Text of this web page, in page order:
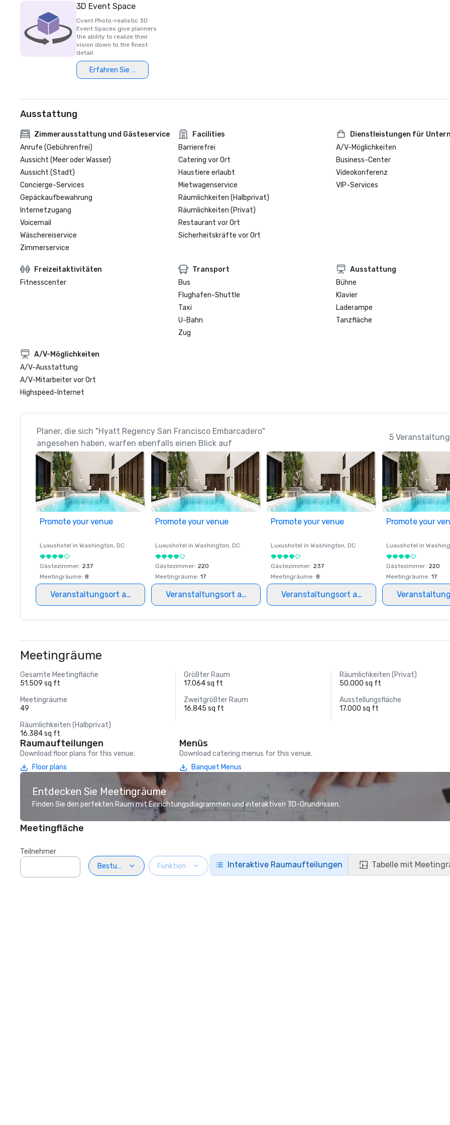
3D Event Space
Cvent Photo-realistic 3D
Event Spaces give planners
the ability to realize their
vision down to the finest
detail.
Erfahren Sie mehr
Ausstattung
Zimmerausstattung und Gästeservice
Anrufe (Gebührenfrei)
Aussicht (Meer oder Wasser)
Aussicht (Stadt)
Concierge-Services
Gepäckaufbewahrung
Internetzugang
Voicemail
Wäschereiservice
Zimmerservice
Facilities
Barrierefrei
Catering vor Ort
Haustiere erlaubt
Mietwagenservice
Räumlichkeiten (Halbprivat)
Räumlichkeiten (Privat)
Restaurant vor Ort
Sicherheitskräfte vor Ort
Dienstleistungen für
A/V-Möglichkeiten
Business-Center
Videokonferenz
VIP-Services
Freizeitaktivitäten
Fitnesscenter
Transport
Bus
Flughafen-Shuttle
Taxi
U-Bahn
Zug
Ausstattung
Bühne
Klavier
Laderampe
Tanzfläche
A/V-Möglichkeiten
A/V-Ausstattung
A/V-Mitarbeiter vor Ort
Highspeed-Internet
Planer, die sich "Hyatt Regency San Francisco Embarcadero"
angesehen haben, warfen ebenfalls einen Blick auf
5
Promote your venue
Luxushotel in Washington, DC
Gästezimmer: 237
Meetingräume: 8
Veranstaltungsort auswählen
Promote your venue
Luxushotel in Washington, DC
Gästezimmer: 220
Meetingräume: 17
Veranstaltungsort auswählen
Promote your venue
Luxushotel in Washington, DC
Gästezimmer: 237
Meetingräume: 8
Veranstaltungsort auswählen
Promote your
Luxushotel in
Gästezimmer: 220
Meetingräume: 17
Meetingräume
Gesamte Meetingfläche
51.509 sq ft
Größter Raum
17.064 sq ft
Räumlichkeiten (Privat)
50.000 sq ft
Meetingräume
49
Zweitgrößter Raum
16.845 sq ft
Ausstellungsfläche
17.000 sq ft
Räumlichkeiten (Halbprivat)
16.384 sq ft
Raumaufteilungen
Download floor plans for this venue.
Floor plans
Menüs
Download catering menus for this venue.
Banquet Menus
Entdecken Sie Meetingräume
Finden Sie den perfekten Raum mit Einrichtungsdiagrammen und interaktiven 3D-Grundrissen.
Meetingfläche
Teilnehmer
Bestuhlung
Funktion Interaktive Raumaufteilungen Tabelle mit